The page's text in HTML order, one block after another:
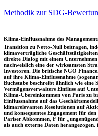
Methodik zur SDG-
Klima-Einflussnahme des
Transition zu Netto-Null beitragen,
klimaverträgliche
direkte Dialog mit einem
nachweislich eine der wirksamsten
Investoren. Die britische NGO
auf ihre Klima-Einflussnahme
Buchstabe beschreibt ähnlich wie eine
Vermögensverwalters Einfluss auf
Klima-Übereinkommen von Paris zu
Einflussnahme auf das
klimarelevanten Resolutionen auf
und konsequentes Engagement für
Pariser Abkommen, F für
als auch externe Daten